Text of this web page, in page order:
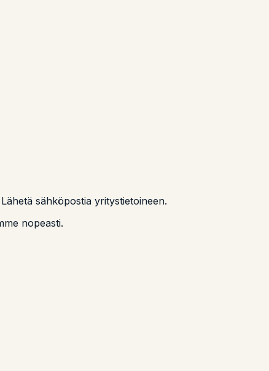
sähköpostia yritystietoineen.
nopeasti.